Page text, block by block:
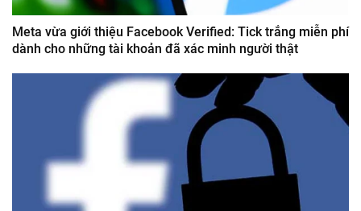
Meta vừa giới thiệu Facebook Verified: Tick trắng miễn phí
dành cho những tài khoản đã xác minh người thật